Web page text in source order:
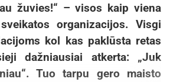
žuvies!“ – visos kaip viena
organizacijos. Visgi
kol kas paklūsta retas
dažniausiai atkerta: „Juk
Tuo tarpu gero maisto